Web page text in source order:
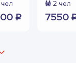
чел
₽
2 чел
7550